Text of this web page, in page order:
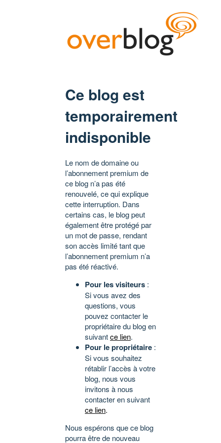
Ce blog est
temporairement
indisponible
Le nom de domaine ou
l’abonnement premium de
ce blog n’a pas été
renouvelé, ce qui explique
cette interruption. Dans
certains cas, le blog peut
également être protégé par
un mot de passe, rendant
son accès limité tant que
l’abonnement premium n’a
pas été réactivé.
Pour les visiteurs :
Si vous avez des
questions, vous
pouvez contacter le
propriétaire du blog en
suivantce lien.
Pour le propriétaire :
Si vous souhaitez
rétablir l’accès à votre
blog, nous vous
invitons à nous
contacter en suivant
ce lien.
Nous espérons que ce blog
pourra être de nouveau